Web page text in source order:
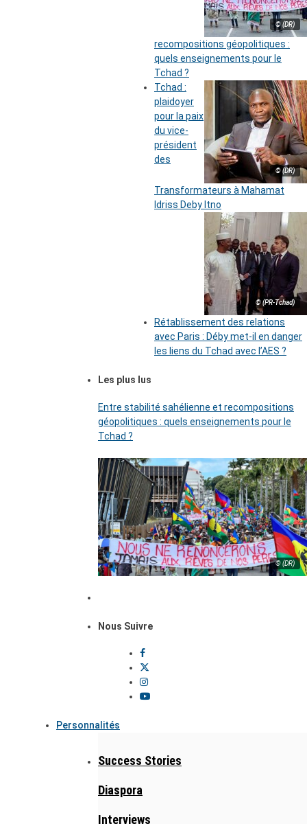
© (DR)
recompositions géopolitiques :
quels enseignements pour le
Tchad ?
© (DR)
Tchad :
plaidoyer
pour la paix
du vice-
président
des
Transformateurs à Mahamat
Idriss Deby Itno
© (PR-Tchad)
Rétablissement des relations
avec Paris : Déby met-il en danger
les liens du Tchad avec l’AES ?
Les plus lus
Entre stabilité sahélienne et recompositions
géopolitiques : quels enseignements pour le
Tchad ?
© (DR)
Nous Suivre
Personnalités
Success Stories
Diaspora
Interviews